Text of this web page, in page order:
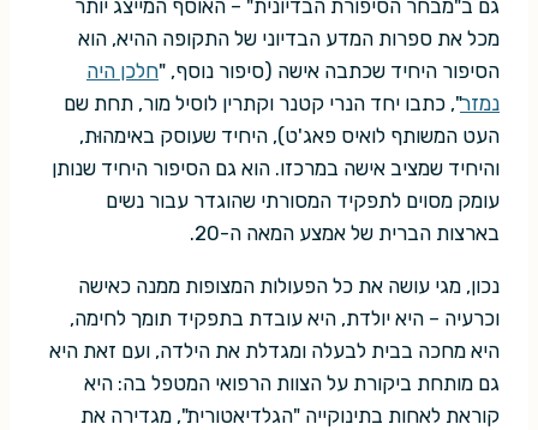
גם ב"מבחר הסיפורת הבדיונית" – האוסף המייצג יותר
מכל את ספרות המדע הבדיוני של התקופה ההיא, הוא
הסיפור היחיד שכתבה אישה (סיפור נוסף, "חלכן היה
נמזר", כתבו יחד הנרי קטנר וקתרין לוסיל מור, תחת שם
העט המשותף לואיס פאג'ט), היחיד שעוסק באימהוּת,
והיחיד שמציב אישה במרכזו. הוא גם הסיפור היחיד שנותן
עומק מסוים לתפקיד המסורתי שהוגדר עבור נשים
בארצות הברית של אמצע המאה ה-20.
נכון, מגי עושה את כל הפעולות המצופות ממנה כאישה
וכרעיה – היא יולדת, היא עובדת בתפקיד תומך לחימה,
היא מחכה בבית לבעלה ומגדלת את הילדה, ועם זאת היא
גם מותחת ביקורת על הצוות הרפואי המטפל בה: היא
קוראת לאחות בתינוקייה "הגלדיאטורית", מגדירה את